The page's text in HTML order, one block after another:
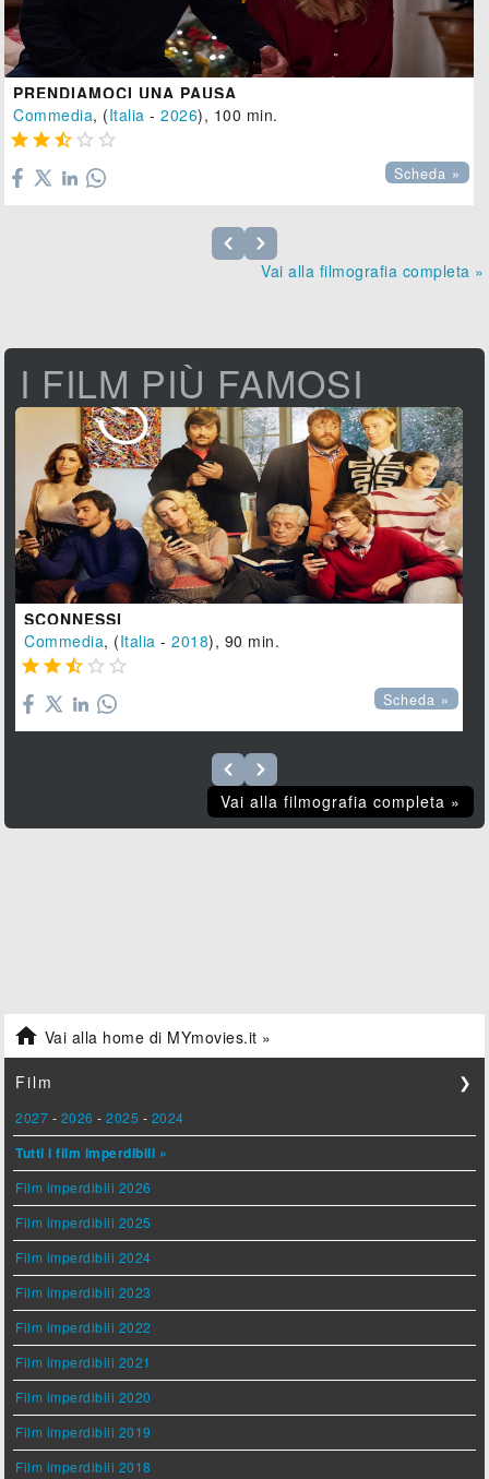
PRENDIAMOCI UNA PAUSA
Commedia, (Italia -2026), 100 min.
    
Scheda »
Vai alla filmografia completa »
I FILM PIÙ FAMOSI
SCONNESSI
Commedia, (Italia -2018), 90 min.
    
Scheda »
Vai alla filmografia completa »
 Vai alla home di MYmovies.it »
Film ❯
2027 - 2026 -2025 - 2024
Tutti i film imperdibili »
Film imperdibili 2026
Film imperdibili 2025
Film imperdibili 2024
Film imperdibili 2023
Film imperdibili 2022
Film imperdibili 2021
Film imperdibili 2020
Film imperdibili 2019
Film imperdibili 2018